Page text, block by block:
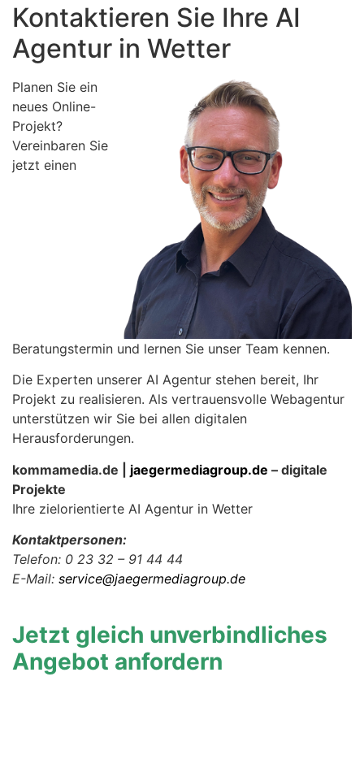
Kontaktieren Sie Ihre AI
Agentur in Wetter
Planen Sie ein
neues Online-
Projekt?
Vereinbaren Sie
jetzt einen
Beratungstermin und lernen Sie unser Team kennen.
Die Experten unserer AI Agentur stehen bereit, Ihr
Projekt zu realisieren. Als vertrauensvolle Webagentur
unterstützen wir Sie bei allen digitalen
Herausforderungen.
kommamedia.de | jaegermediagroup.de – digitale
Projekte
Ihre zielorientierte AI Agentur in Wetter
Kontaktpersonen:
Telefon: 0 23 32 – 91 44 44
E-Mail: service@jaegermediagroup.de
Jetzt gleich unverbindliches
Angebot anfordern